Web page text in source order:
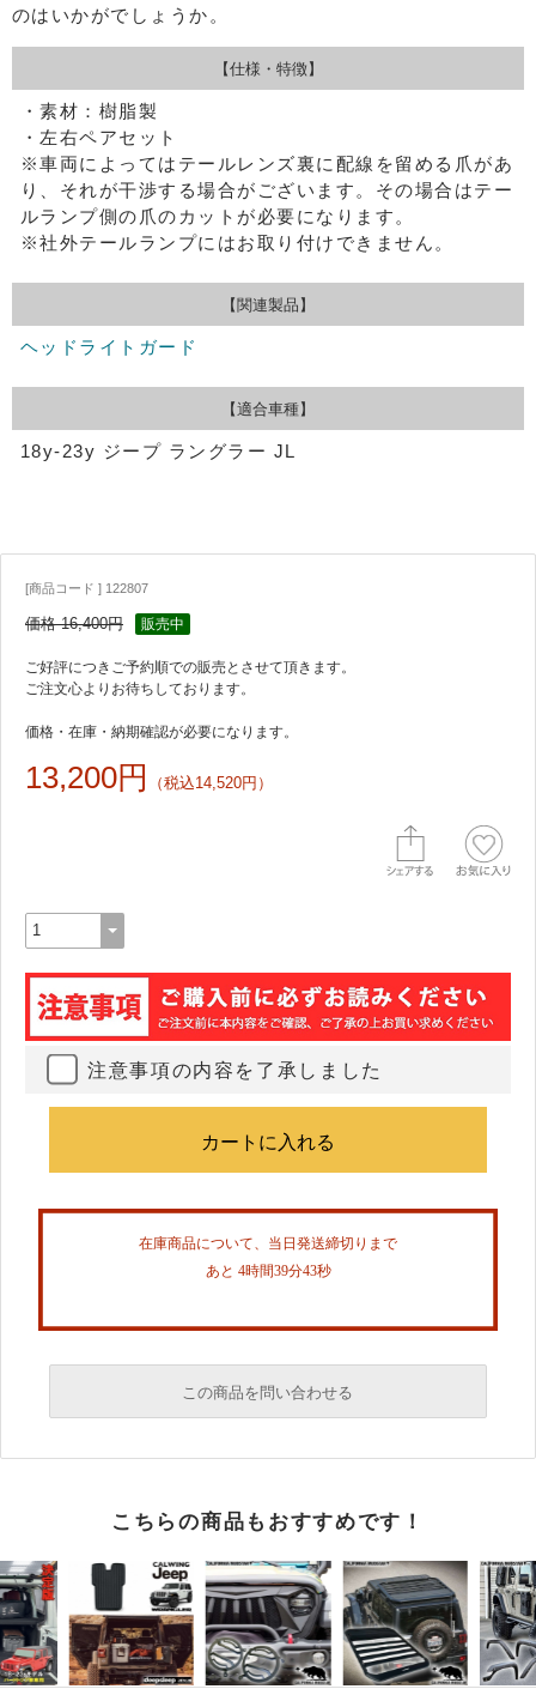
のはいかがでしょうか。
【仕様・特徴】
・素材：樹脂製
・左右ペアセット
※車両によってはテールレンズ裏に配線を留める爪があ
り、それが干渉する場合がございます。その場合はテー
ルランプ側の爪のカットが必要になります。
※社外テールランプにはお取り付けできません。
【関連製品】
ヘッドライトガード
【適合車種】
18y-23y ジープ ラングラー JL
[商品コード ] 122807
価格 16,400円 販売中
価格・在庫・納期確認が必要になります。
13,200円 （税込14,520円）
注意事項の内容を了承しました
在庫商品について、当日発送締切りまで
あと 4時間39分43秒
この商品を問い合わせる
必須
こちらの商品もおすすめです！